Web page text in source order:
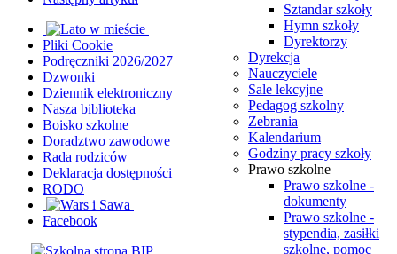
Sztandar szkoły
Hymn szkoły
Dyrektorzy
Dyrekcja
Nauczyciele
Sale lekcyjne
Pedagog szkolny
Zebrania
Kalendarium
Godziny pracy szkoły
Prawo szkolne
Prawo szkolne -
dokumenty
Prawo szkolne -
stypendia, zasiłki
szkolne, pomoc
Pliki Cookie
Podręczniki 2026/2027
Dzwonki
Dziennik elektroniczny
Nasza biblioteka
Boisko szkolne
Doradztwo zawodowe
Rada rodziców
Deklaracja dostępności
RODO
Facebook